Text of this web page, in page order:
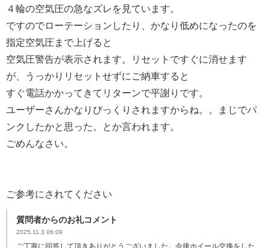
４輪の空気圧の急なズレを見ています。
ですのでローテーションしたり、かなり低めになったのを
指定空気圧まで上げると
空気圧警告が表示されます。リセットですぐに消せます
が、うっかりリセットせずにご納車すると
すぐ電話かかってきてリターンで平謝りです。
ユーザーさんかなりびっくりされますからね。。まじでパ
ンクしたかと思った。とか言われます。
ごめんなさい。
ご参考にされてください
質問者からのお礼コメント
2025.11.3 06:09
ご丁寧に回答して頂きありがとうございました。今後ホイール交換をした